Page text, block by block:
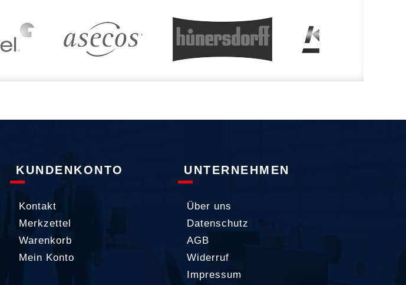
KUNDENKONTO
Kontakt
Merkzettel
Warenkorb
Mein Konto
UNTERNEHMEN
Über uns
Datenschutz
AGB
Widerruf
Impressum